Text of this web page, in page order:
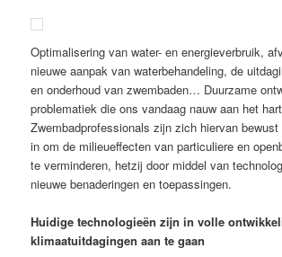
Optimalisering van water- en energieverbruik,
nieuwe aanpak van waterbehandeling, de
en onderhoud van zwembaden… Duurzame
problematiek die ons vandaag nauw aan het
Zwembadprofessionals zijn zich hiervan
in om de milieueffecten van particuliere en
te verminderen, hetzij door middel van
nieuwe benaderingen en toepassingen.
Huidige technologieën zijn in volle
klimaatuitdagingen aan te gaan